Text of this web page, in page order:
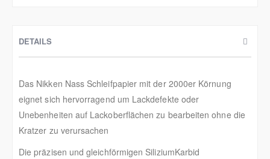
DETAILS
Das Nikken Nass Schleifpapier mit der 2000er Körnung
eignet sich hervorragend um Lackdefekte oder
Unebenheiten auf Lackoberflächen zu bearbeiten ohne die
Kratzer zu verursachen
Die präzisen und gleichförmigen SiliziumKarbid